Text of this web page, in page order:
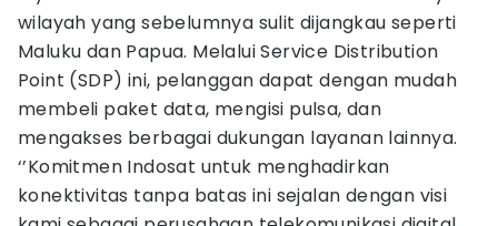
wilayah yang sebelumnya sulit dijangkau seperti
Maluku dan Papua. Melalui Service Distribution
Point (SDP) ini, pelanggan dapat dengan mudah
membeli paket data, mengisi pulsa, dan
mengakses berbagai dukungan layanan lainnya.
‘’Komitmen Indosat untuk menghadirkan
konektivitas tanpa batas ini sejalan dengan visi